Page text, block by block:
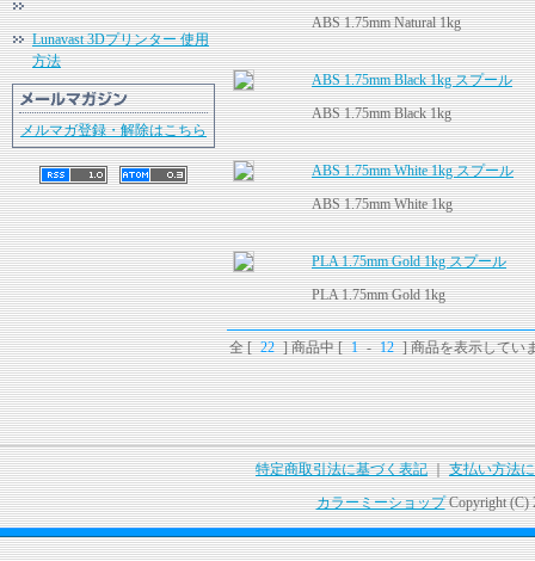
Lunavast 3Dプリンター 使用
方法
メルマガ登録・解除はこちら
ABS 1.75mm Natural 1kg
ABS 1.75mm Black 1kg スプール
ABS 1.75mm Black 1kg
ABS 1.75mm White 1kg スプール
ABS 1.75mm White 1kg
PLA 1.75mm Gold 1kg スプール
PLA 1.75mm Gold 1kg
全 [ 22 ] 商品中 [ 1 - 12 ] 商品を表示してい
特定商取引法に基づく表記｜支払い方法
カラーミーショップCopyright (C)